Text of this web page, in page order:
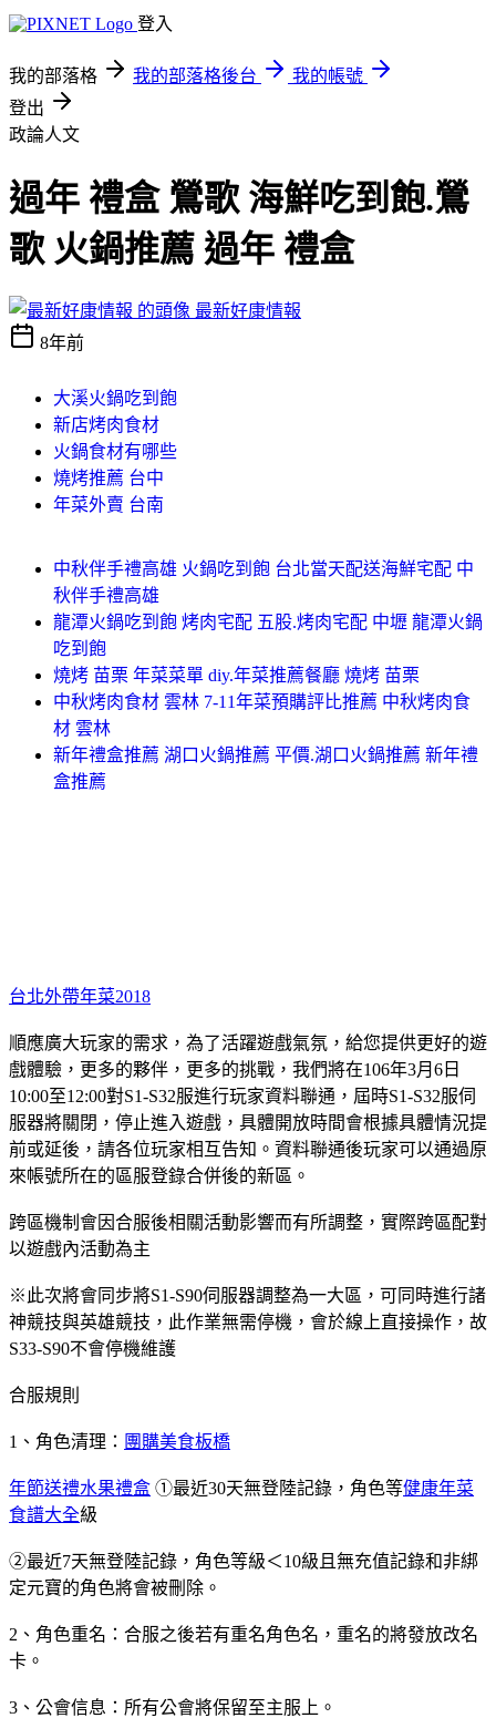
登入
我的部落格 我的部落格後台
我的帳號
登出
政論人文
過年 禮盒 鶯歌 海鮮吃到飽.鶯
歌 火鍋推薦 過年 禮盒
最新好康情報
8年前
大溪火鍋吃到飽
新店烤肉食材
火鍋食材有哪些
燒烤推薦 台中
年菜外賣 台南
中秋伴手禮高雄 火鍋吃到飽 台北當天配送海鮮宅配 中
秋伴手禮高雄
龍潭火鍋吃到飽 烤肉宅配 五股.烤肉宅配 中壢 龍潭火鍋
吃到飽
燒烤 苗栗 年菜菜單 diy.年菜推薦餐廳 燒烤 苗栗
中秋烤肉食材 雲林 7-11年菜預購評比推薦 中秋烤肉食
材 雲林
新年禮盒推薦 湖口火鍋推薦 平價.湖口火鍋推薦 新年禮
盒推薦
台北外帶年菜2018
順應廣大玩家的需求，為了活躍遊戲氣氛，給您提供更好的遊
戲體驗，更多的夥伴，更多的挑戰，我們將在106年3月6日
10:00至12:00對S1-S32服進行玩家資料聯通，屆時S1-S32服伺
服器將關閉，停止進入遊戲，具體開放時間會根據具體情況提
前或延後，請各位玩家相互告知。資料聯通後玩家可以通過原
來帳號所在的區服登錄合併後的新區。
跨區機制會因合服後相關活動影響而有所調整，實際跨區配對
以遊戲內活動為主
※此次將會同步將S1-S90伺服器調整為一大區，可同時進行諸
神競技與英雄競技，此作業無需停機，會於線上直接操作，故
S33-S90不會停機維護
合服規則
1、角色清理： 團購美食板橋
年節送禮水果禮盒 ①最近30天無登陸記錄，角色等健康年菜
食譜大全級
②最近7天無登陸記錄，角色等級＜10級且無充值記錄和非綁
定元寶的角色將會被刪除。
2、角色重名：合服之後若有重名角色名，重名的將發放改名
卡。
3、公會信息：所有公會將保留至主服上。